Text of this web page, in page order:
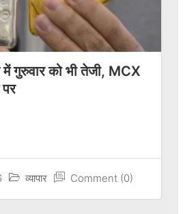
में गुरुवार को भी तेजी, MCX
व्यापार Comment (0)